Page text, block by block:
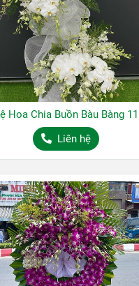
Hoa Chia Buồn Bàu Bàng 11
Liên hệ